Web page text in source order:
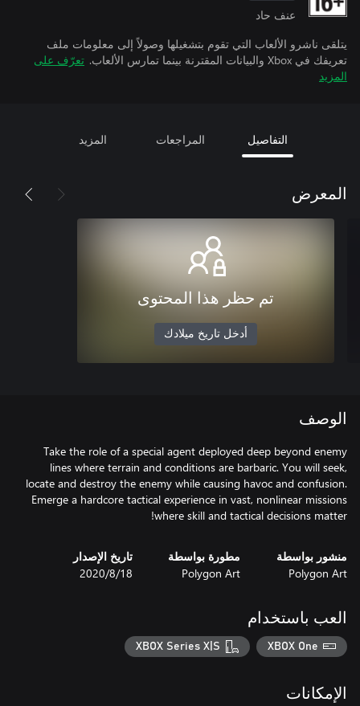
عنف حاد
يتلقى ناشرو الألعاب التي تقوم بتشغيلها وصولاً إلى معلومات ملف
تعريفك في Xbox والبيانات المقترنة بينما تمارس الألعاب.
تعرّف على
المزيد
التفاصيل المراجعات المزيد
المعرض
تم حظر هذا المحتوى
أدخل تاريخ ميلادك
الوصف
Take the role of a special agent deployed deep beyond enemy
lines where terrain and conditions are barbaric. You will seek,
locate and destroy the enemy while causing havoc and confusion.
Emerge a hardcore tactical experience in vast, nonlinear missions
where skill and tactical decisions matter!
منشور بواسطة
Polygon Art
مطورة بواسطة
Polygon Art
تاريخ الإصدار
18‏/8‏/2020
العب باستخدام
XBOX One
XBOX Series X|S
الإمكانات